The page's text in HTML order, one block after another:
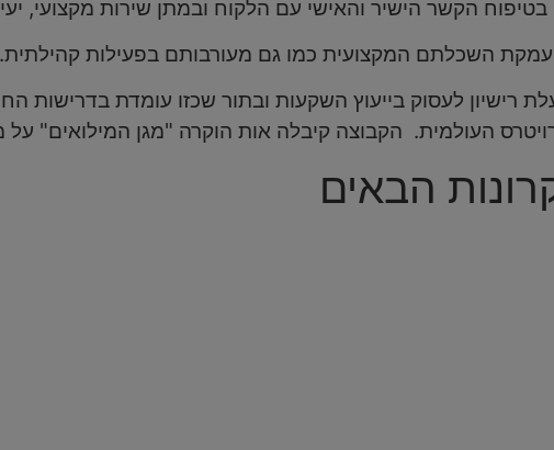
הקשר הישיר והאישי עם הלקוח ובמתן שירות מקצועי,
השכלתם המקצועית כמו גם מעורבותם בפעילות קהילתית.
רישיון לעסוק בייעוץ השקעות ובתור שכזו עומדת בדרישות
העולמית. הקבוצה קיבלה אות הוקרה "מגן המילואים" על
הבאים